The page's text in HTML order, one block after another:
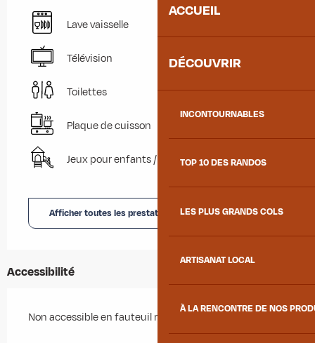
ACCUEIL
DÉCOUVRIR
INCONTOURNABLES
TOP 10 DES RANDOS
LES PLUS GRANDS COLS
ARTISANAT LOCAL
À LA RENCONTRE DE NOS
Lave vaisselle
Télévision
Toilettes
Plaque de cuisson
Jeux pour enfants / Espace jeux
Afficher toutes les prestations
Accessibilité
Non accessible en fauteuil roulant